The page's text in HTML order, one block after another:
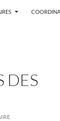
DES